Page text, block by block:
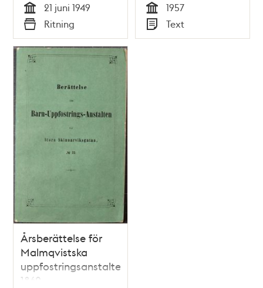
Tid
21 juni 1949
Typ
Ritning Tid
1957
Typ
Text
Årsberättelse för
Malmqvistska
uppfostringsanstalten
1862